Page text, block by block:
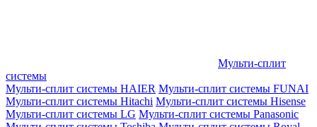
Мульти-сплит
системы
Мульти-сплит системы HAIER Мульти-сплит системы FUNAI
Мульти-сплит системы Hitachi Мульти-сплит системы Hisense
Мульти-сплит системы LG Мульти-сплит системы Panasonic